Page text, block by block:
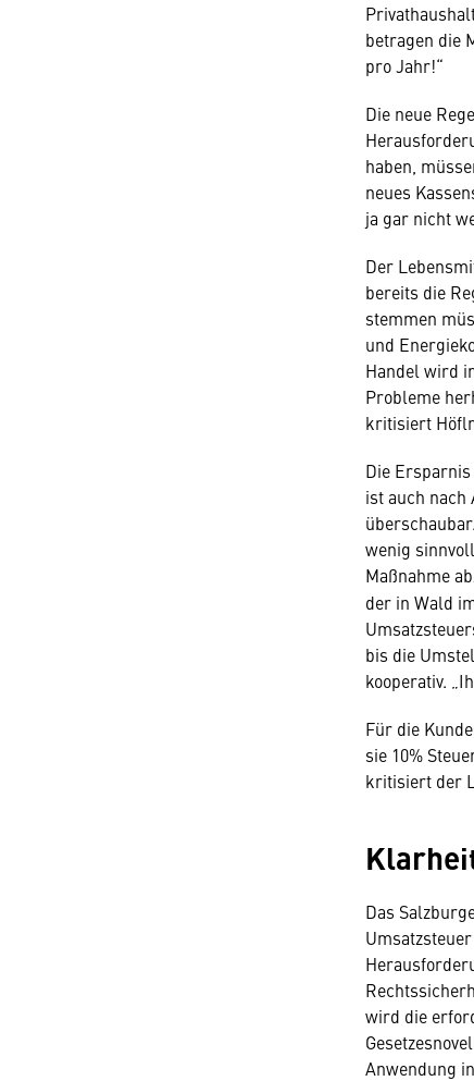
betragen die
pro Jahr!“
Die neue
haben,
neues
ja gar nicht
Der
bereits die
stemmen
und
Handel wird
Probleme
kritisiert
Die
ist auch nach
wenig
Maßnahme
der in Wald
bis die
kooperativ.
Für die
sie 10%
kritisiert der
Das
wird die
Anwendung